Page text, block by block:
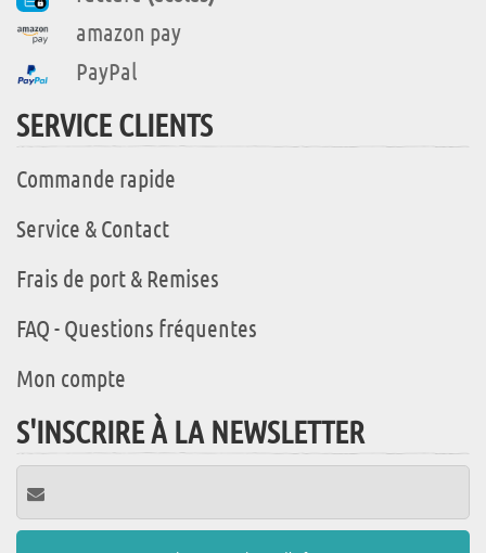
amazon pay
PayPal
SERVICE CLIENTS
Commande rapide
Service & Contact
Frais de port & Remises
FAQ - Questions fréquentes
Mon compte
S'INSCRIRE À LA NEWSLETTER